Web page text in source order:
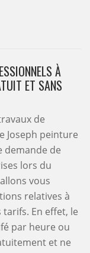
À
ET SANS
de
Joseph peinture
demande de
lors du
vous
relatives à
En effet, le
par heure ou
et ne